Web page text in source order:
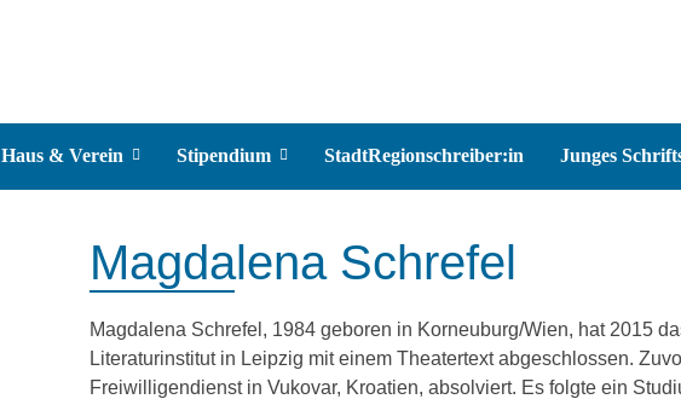
Haus & Verein Stipendium StadtRegionschreiber:in Junges
Magdalena Schrefel
Magdalena Schrefel, 1984 geboren in Korneuburg/Wien, hat 2015
Literaturinstitut in Leipzig mit einem Theatertext abgeschlossen.
Freiwilligendienst in Vukovar, Kroatien, absolviert. Es folgte ein